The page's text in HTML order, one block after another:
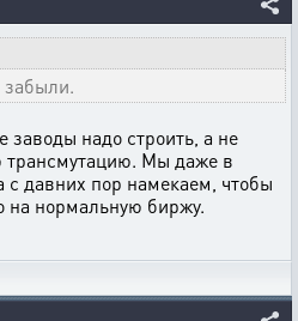
забыли.
надо строить, а не
трансмутацию. Мы даже в
давних пор намекаем, чтобы
на нормальную биржу.